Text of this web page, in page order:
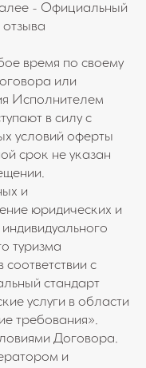
- Официальный
время по своему
или
Исполнителем
в силу с
условий оферты
срок не указан
и
юридических и
туризма
с
стандарт
услуги в области
требования».
Договора.
и